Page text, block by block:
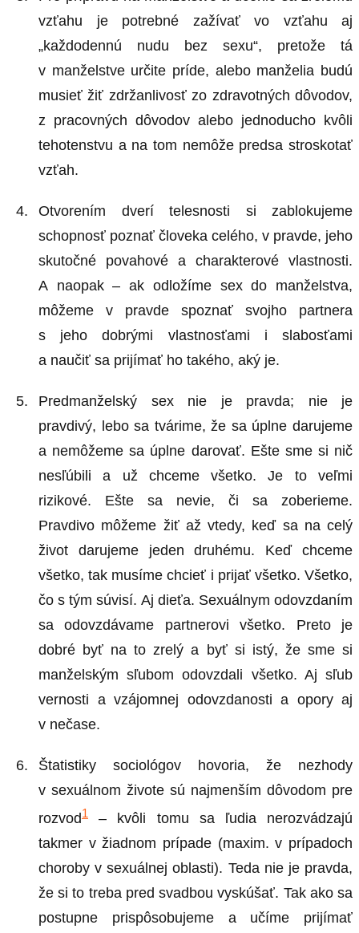
vzťahu je potrebné zažívať vo vzťahu aj
„každodennú nudu bez sexu“, pretože tá
v manželstve určite príde, alebo manželia budú
musieť žiť zdržanlivosť zo zdravotných dôvodov,
z pracovných dôvodov alebo jednoducho kvôli
tehotenstvu a na tom nemôže predsa stroskotať
vzťah.
Otvorením dverí telesnosti si zablokujeme
schopnosť poznať človeka celého, v pravde, jeho
skutočné povahové a charakterové vlastnosti.
A naopak – ak odložíme sex do manželstva,
môžeme v pravde spoznať svojho partnera
s jeho dobrými vlastnosťami i slabosťami
a naučiť sa prijímať ho takého, aký je.
Predmanželský sex nie je pravda; nie je
pravdivý, lebo sa tvárime, že sa úplne darujeme
a nemôžeme sa úplne darovať. Ešte sme si nič
nesľúbili a už chceme všetko. Je to veľmi
rizikové. Ešte sa nevie, či sa zoberieme.
Pravdivo môžeme žiť až vtedy, keď sa na celý
život darujeme jeden druhému. Keď chceme
všetko, tak musíme chcieť i prijať všetko. Všetko,
čo s tým súvisí. Aj dieťa. Sexuálnym odovzdaním
sa odovzdávame partnerovi všetko. Preto je
dobré byť na to zrelý a byť si istý, že sme si
manželským sľubom odovzdali všetko. Aj sľub
vernosti a vzájomnej odovzdanosti a opory aj
v nečase.
Štatistiky sociológov hovoria, že nezhody
v sexuálnom živote sú najmenším dôvodom pre
rozvod1
– kvôli tomu sa ľudia nerozvádzajú
takmer v žiadnom prípade (maxim. v prípadoch
choroby v sexuálnej oblasti). Teda nie je pravda,
že si to treba pred svadbou vyskúšať. Tak ako sa
postupne prispôsobujeme a učíme prijímať